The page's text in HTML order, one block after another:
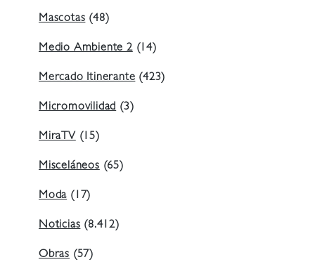
Mascotas (48)
Medio Ambiente 2(14)
Mercado Itinerante (423)
Micromovilidad (3)
MiraTV (15)
Misceláneos (65)
Moda (17)
Noticias (8.412)
Obras (57)